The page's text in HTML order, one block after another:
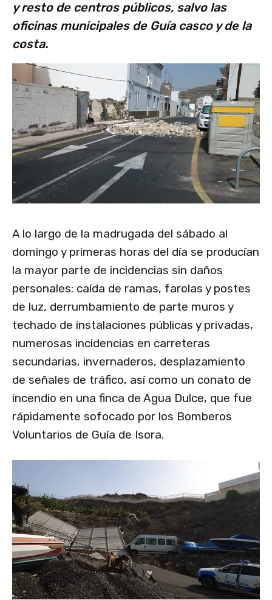
y resto de centros públicos, salvo las
oficinas municipales de Guía casco y de la
costa.
A lo largo de la madrugada del sábado al
domingo y primeras horas del día se producían
la mayor parte de incidencias sin daños
personales: caída de ramas, farolas y postes
de luz, derrumbamiento de parte muros y
techado de instalaciones públicas y privadas,
numerosas incidencias en carreteras
secundarias, invernaderos, desplazamiento
de señales de tráfico, así como un conato de
incendio en una finca de Agua Dulce, que fue
rápidamente sofocado por los Bomberos
Voluntarios de Guía de Isora.